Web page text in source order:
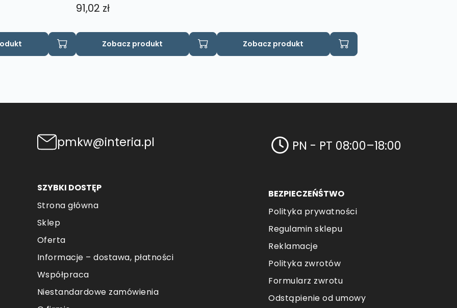
91,02 zł
Zobacz produkt Zobacz produkt
pmkw@interia.pl
SZYBKI DOSTĘP
Strona główna
Sklep
Oferta
Informacje – dostawa, płatności
Współpraca
Niestandardowe zamówienia
PN - PT 08:00–18:00
BEZPIECZEŃŚTWO
Polityka prywatności
Regulamin sklepu
Reklamacje
Polityka zwrotów
Formularz zwrotu
Odstąpienie od umowy